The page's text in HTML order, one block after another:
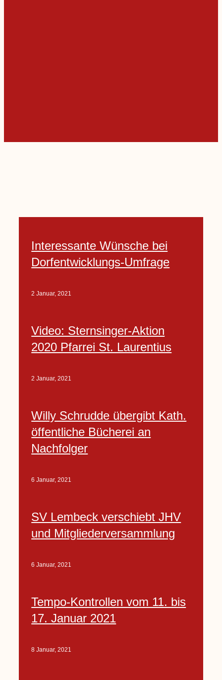
Interessante Wünsche bei
Dorfentwicklungs-Umfrage
2 Januar, 2021
Video: Sternsinger-Aktion
2020 Pfarrei St. Laurentius
2 Januar, 2021
Willy Schrudde übergibt Kath.
öffentliche Bücherei an
Nachfolger
6 Januar, 2021
SV Lembeck verschiebt JHV
und Mitgliederversammlung
6 Januar, 2021
Tempo-Kontrollen vom 11. bis
17. Januar 2021
8 Januar, 2021